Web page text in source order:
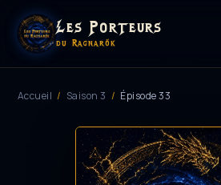
Les Porteurs
du Ragnarök
Accueil / Saison 3 / Épisode 33